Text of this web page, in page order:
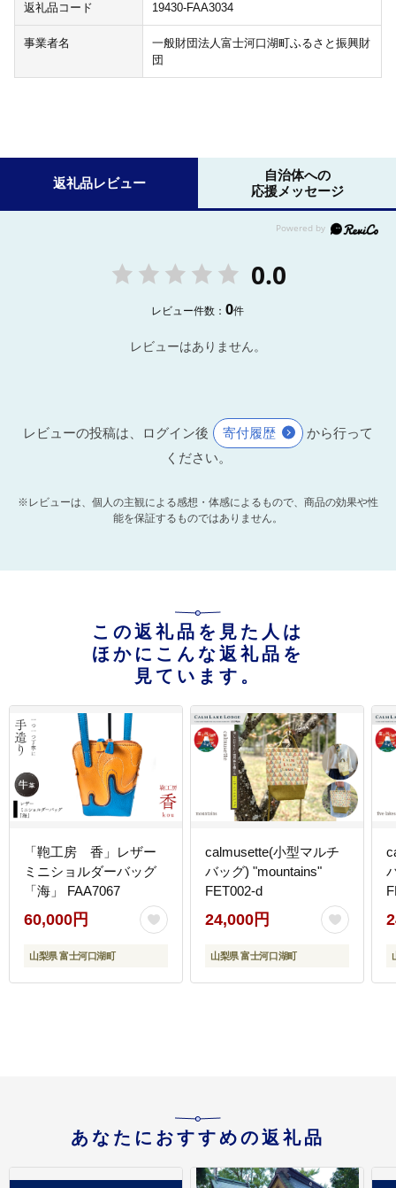
返礼品コード 19430-FAA3034
事業者名
一般財団法人富士河口湖町ふるさと振興財
団
返礼品レビュー
自治体への
応援メッセージ
0.0
レビュー件数：0件
レビューはありません。
レビューの投稿は、ログイン後 寄付履歴
から行って
ください。
※レビューは、個人の主観による感想・体感によるもので、商品の効果や性
能を保証するものではありません。
この返礼品を見た人は
ほかにこんな返礼品を
見ています。
「鞄工房 香」レザー
ミニショルダーバッグ
「海」 FAA7067
60,000円
山梨県 富士河口湖町
calmusette(小型マルチ
バッグ) "mountains"
FET002-d
24,000円
山梨県 富士河口湖町
あなたにおすすめの返礼品